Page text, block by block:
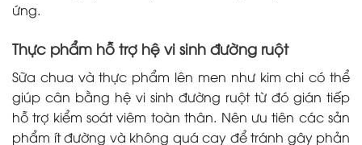
ứng.
Thực phẩm hỗ trợ hệ vi sinh đường ruột
Sữa chua và thực phẩm lên men như kim chi có thể
giúp cân bằng hệ vi sinh đường ruột từ đó gián tiếp
hỗ trợ kiểm soát viêm toàn thân. Nên ưu tiên các sản
phẩm ít đường và không quá cay để tránh gây phản